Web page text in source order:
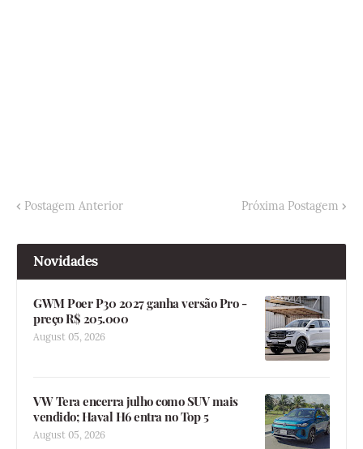
Postagem Anterior Próxima Postagem
Novidades
GWM Poer P30 2027 ganha versão Pro -
preço R$ 205.000
August 05, 2026
VW Tera encerra julho como SUV mais
vendido; Haval H6 entra no Top 5
August 05, 2026